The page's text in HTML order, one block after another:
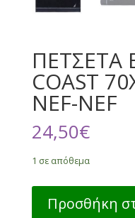
ΠΕΤΣΕΤΑ
COAST
NEF-NEF
24,50€
1 σε απόθεμα
ΒΑΜΒ.NAUTICA
Προσθήκη